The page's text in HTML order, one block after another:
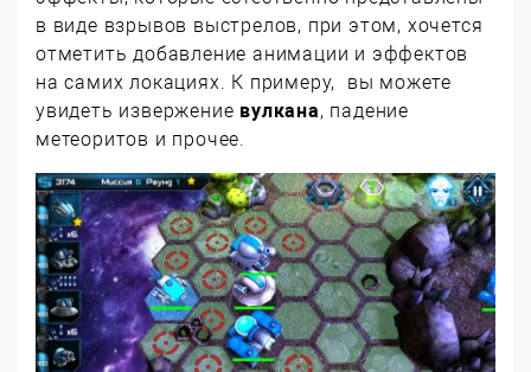
в виде взрывов выстрелов, при этом, хочется
отметить добавление анимации и эффектов
на самих локациях. К примеру, вы можете
увидеть извержение вулкана, падение
метеоритов и прочее.